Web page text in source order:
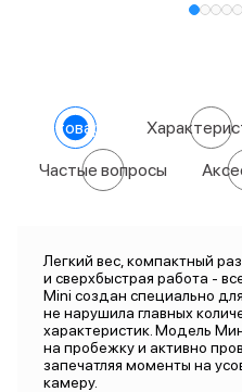
О товаре
Частые вопросы
Легкий вес, компактный
и сверхбыстрая работа -
Mini создан специально
не нарушила главных
характеристик. Модель
на пробежку и активно
запечатляя моменты на
камеру.